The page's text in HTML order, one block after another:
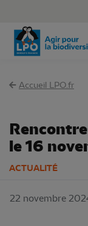
Accueil LPO.fr
le 16
ACTUALITÉ
22 novembre